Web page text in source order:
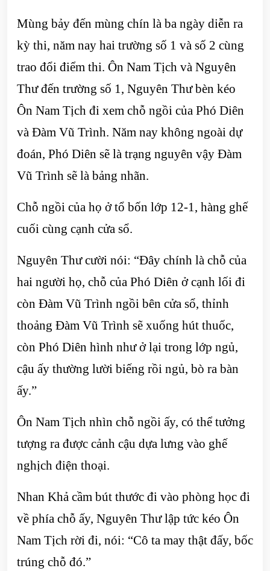
Mùng bảy đến mùng chín là ba ngày diễn ra
kỳ thi, năm nay hai trường số 1 và số 2 cùng
trao đổi điểm thi. Ôn Nam Tịch và Nguyên
Thư đến trường số 1, Nguyên Thư bèn kéo
Ôn Nam Tịch đi xem chỗ ngồi của Phó Diên
và Đàm Vũ Trình. Năm nay không ngoài dự
đoán, Phó Diên sẽ là trạng nguyên vậy Đàm
Vũ Trình sẽ là bảng nhãn.
Chỗ ngồi của họ ở tổ bốn lớp 12-1, hàng ghế
cuối cùng cạnh cửa sổ.
Nguyên Thư cười nói: “Đây chính là chỗ của
hai người họ, chỗ của Phó Diên ở cạnh lối đi
còn Đàm Vũ Trình ngồi bên cửa sổ, thỉnh
thoảng Đàm Vũ Trình sẽ xuống hút thuốc,
còn Phó Diên hình như ở lại trong lớp ngủ,
cậu ấy thường lười biếng rồi ngủ, bò ra bàn
ấy.”
Ôn Nam Tịch nhìn chỗ ngồi ấy, có thể tưởng
tượng ra được cảnh cậu dựa lưng vào ghế
nghịch điện thoại.
Nhan Khả cầm bút thước đi vào phòng học đi
về phía chỗ ấy, Nguyên Thư lập tức kéo Ôn
Nam Tịch rời đi, nói: “Cô ta may thật đấy, bốc
trúng chỗ đó.”